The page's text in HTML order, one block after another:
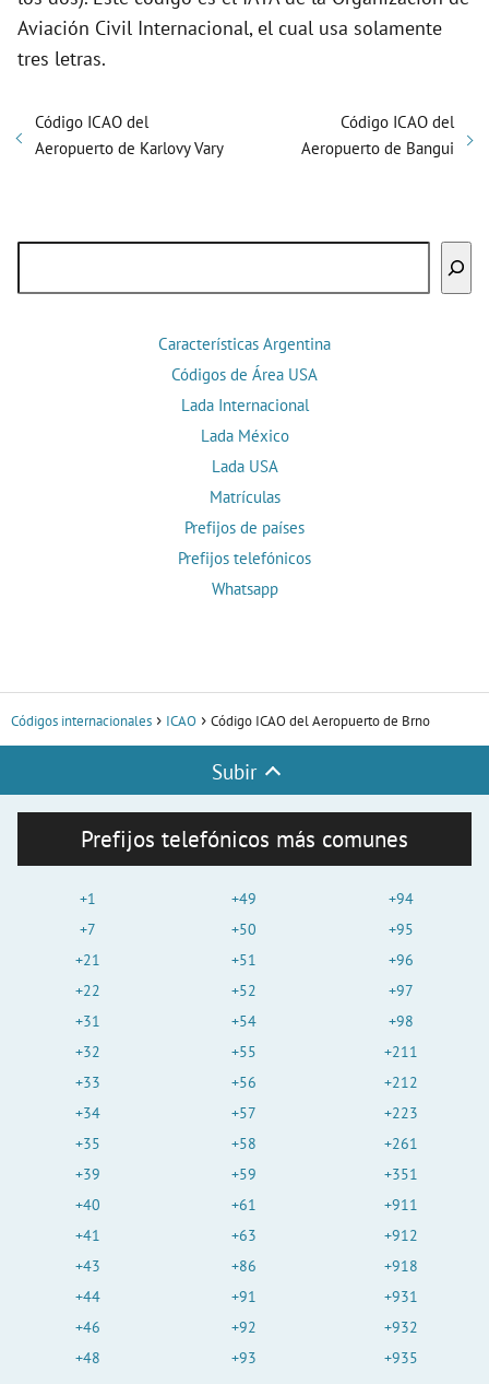
Aviación Civil Internacional, el cual usa solamente
tres letras.
Código ICAO del
Aeropuerto de Karlovy Vary
Código ICAO del
Aeropuerto de Bangui
Características Argentina
Códigos de Área USA
Lada Internacional
Lada México
Lada USA
Matrículas
Prefijos de países
Prefijos telefónicos
Whatsapp
Códigos internacionales ICAO Código ICAO del Aeropuerto de Brno
Subir
Prefijos telefónicos más comunes
+1
+7
+21
+22
+31
+32
+33
+34
+35
+39
+40
+41
+43
+44
+46
+48
+49
+50
+51
+52
+54
+55
+56
+57
+58
+59
+61
+63
+86
+91
+92
+93
+94
+95
+96
+97
+98
+211
+212
+223
+261
+351
+911
+912
+918
+931
+932
+935